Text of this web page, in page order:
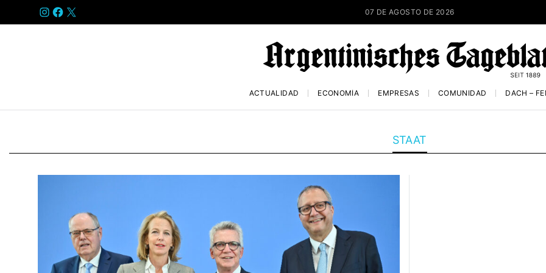
INSTAGRAM
FACEBOOK
X 07 DE AGOSTO DE 2026
ACTUALIDAD ECONOMÍA EMPRESAS COMUNIDAD DACH –
STAAT